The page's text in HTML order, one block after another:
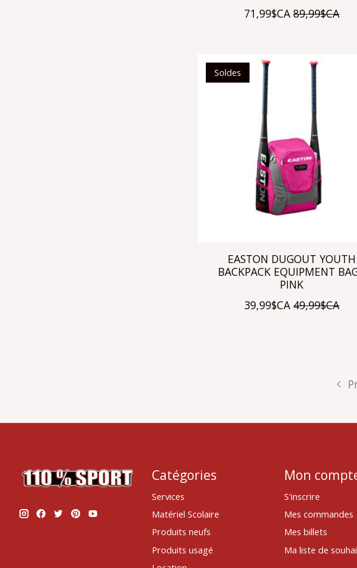
71,99$CA 89,99$CA
Soldes
EASTON DUGOUT YOUTH
BACKPACK EQUIPMENT
PINK
39,99$CA 49,99$CA
Catégories
Services
Matériel Scolaire
Produits neufs
Produits usagé
Mon
S'inscrire
Mes commandes
Mes billets
Ma liste de